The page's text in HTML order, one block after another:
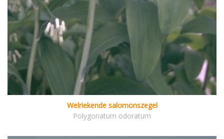
Welriekende salomonszegel
Polygonatum odoratum